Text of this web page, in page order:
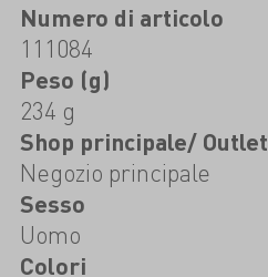
Numero di articolo
111084
Peso (g)
234 g
Shop principale/ Outlet
Negozio principale
Sesso
Uomo
Colori